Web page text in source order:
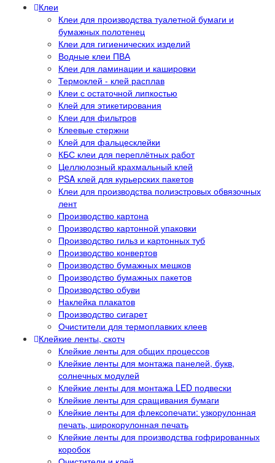
Клеи
Клеи для производства туалетной бумаги и
бумажных полотенец
Клеи для гигиенических изделий
Водные клеи ПВА
Клеи для ламинации и кашировки
Термоклей - клей расплав
Клеи с остаточной липкостью
Клей для этикетирования
Клеи для фильтров
Клеевые стержни
Клей для фальцесклейки
КБС клеи для переплётных работ
Целлюлозный крахмальный клей
PSA клей для курьерских пакетов
Клеи для производства полиэстровых обвязочных
лент
Производство картона
Производство картонной упаковки
Производство гильз и картонных туб
Производство конвертов
Производство бумажных мешков
Производство бумажных пакетов
Производство обуви
Наклейка плакатов
Производство сигарет
Очистители для термоплавких клеев
Клейкие ленты, скотч
Клейкие ленты для общих процессов
Клейкие ленты для монтажа панелей, букв,
солнечных модулей
Клейкие ленты для монтажа LED подвески
Клейкие ленты для сращивания бумаги
Клейкие ленты для флексопечати: узкорулонная
печать, широкорулонная печать
Клейкие ленты для производства гофрированных
коробок